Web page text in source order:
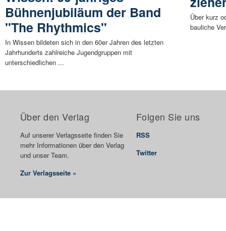
Bühnenjubiläum der Band
"The Rhythmics"
In Wissen bildeten sich in den 60er Jahren des letzten
Jahrhunderts zahlreiche Jugendgruppen mit
unterschiedlichen ...
Über kurz
bauliche
Über den Verlag
Auf unserer Verlagsseite finden Sie
mehr Informationen über den Verlag
und unser Team.
Zur Verlagsseite »
Folgen Sie uns
RSS
Twitter